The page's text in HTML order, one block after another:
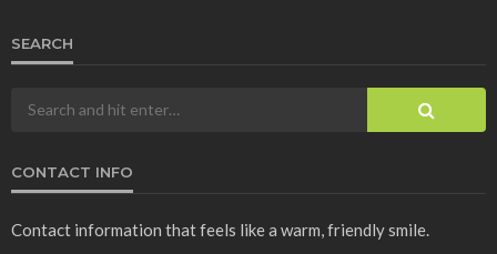
SEARCH
CONTACT INFO
Contact information that feels like a warm, friendly smile.